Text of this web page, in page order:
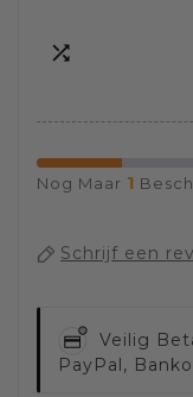

Nog Maar 1
Schrijf een
Veilig
PayPal,